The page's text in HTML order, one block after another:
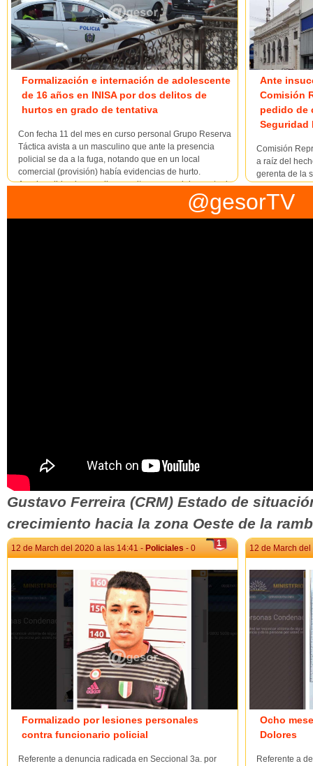
Formalización e internación de adolescente
de 16 años en INISA por dos delitos de
hurtos en grado de tentativa
Con fecha 11 del mes en curso personal Grupo Reserva
Táctica avista a un masculino que ante la presencia
policial se da a la fuga, notando que en un local
comercial (provisión) había evidencias de hurto.
Aprehendido el masculino resulta ser un adolescente de
16 años que posee medidas cautelares de prisión
Ante
Comisión
pedido de
Seguridad
Comisión
a raíz del
gerenta de la
lo informado
descender de
individuo que
@gesorTV
Gustavo Ferreira (CRM) Estado de
crecimiento hacia la zona Oeste de la
1
12 de March del 2020 a las 14:41 - Policiales - 0
Formalizado por lesiones personales
contra funcionario policial
Referente a denuncia radicada en Seccional 3a. por
12 de March
Ocho
Dolores
Referente a